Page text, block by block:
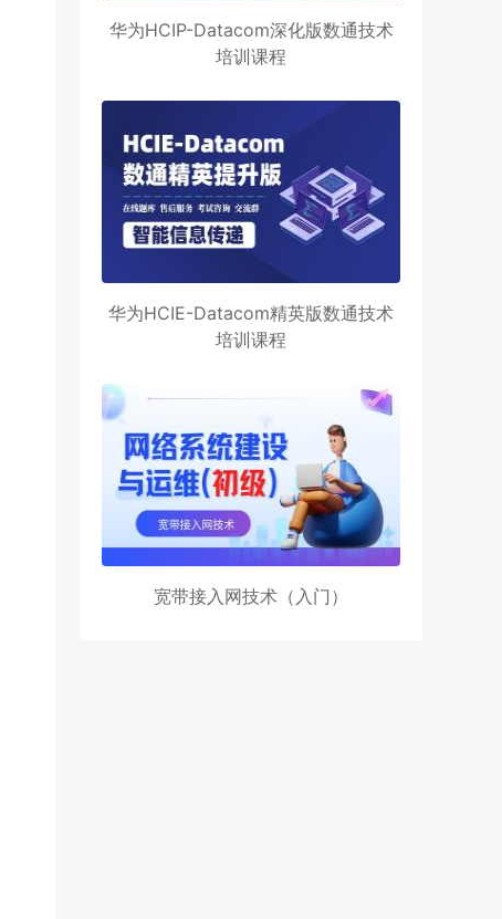
华为HCIP-Datacom深化版数通技术
培训课程
华为HCIE-Datacom精英版数通技术
培训课程
宽带接入网技术（入门）